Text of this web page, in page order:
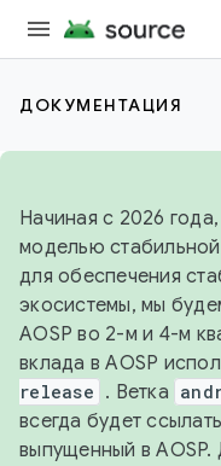
ДОКУМЕНТАЦИЯ
Начиная с 2026
моделью
для обеспечения
экосистемы, мы
AOSP во 2-м и 4-м
вклада в AOSP
release . Ветка
всегда будет
выпущенный в